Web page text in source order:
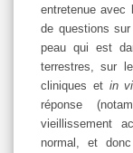
entretenue avec
de questions
peau qui est
terrestres, sur
cliniques et in
réponse
vieillissement
normal, et